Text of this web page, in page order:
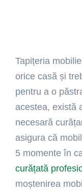
Tapițeria
orice casă și
pentru a o
acestea, există
necesară
asigura că
5 momente în
curățată
moștenirea